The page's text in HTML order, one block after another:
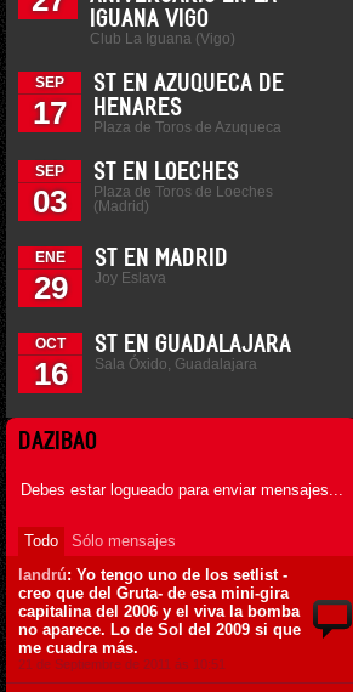
IGUANA VIGO
Club La Iguana (Vigo)
SEP
17
ST EN AZUQUECA DE
HENARES
Plaza de Toros de Azuqueca
SEP
03
ST EN LOECHES
Plaza de Toros de Loeches
(Madrid)
ENE
29
ST EN MADRID
Joy Eslava
OCT
16
ST EN GUADALAJARA
Sala Óxido, Guadalajara
DAZIBAO
Debes estar logueado para enviar mensajes...
Todo
Sólo mensajes
landrú: Yo tengo uno de los setlist -
creo que del Gruta- de esa mini-gira
capitalina del 2006 y el viva la bomba
no aparece. Lo de Sol del 2009 si que
me cuadra más.
21 de Septiembre de 2011 ás 10:51